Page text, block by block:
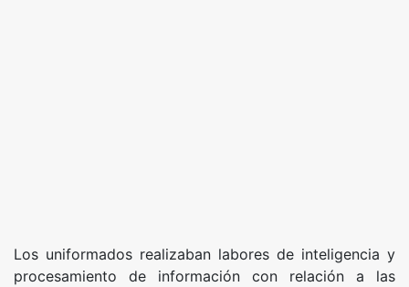
Los uniformados realizaban labores de inteligencia y
procesamiento de información con relación a las